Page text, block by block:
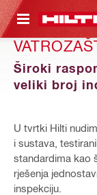
GLAVNI SADRŽAJ
Široki
veliki broj
U tvrtki Hilti
i sustava,
standardima kao
rješenja
inspekciju.